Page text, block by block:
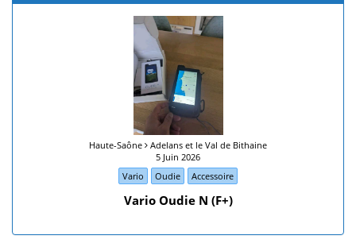
Haute-Saône
Adelans et le Val de Bithaine
5 Juin 2026
Vario
Oudie Accessoire
Vario Oudie N (F+)